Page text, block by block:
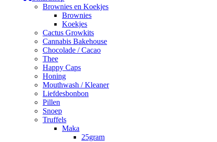
Brownies en Koekjes
Brownies
Koekjes
Cactus Growkits
Cannabis Bakehouse
Chocolade / Cacao
Thee
Happy Caps
Honing
Mouthwash / Kleaner
Liefdesbonbon
Pillen
Snoep
Truffels
Maka
25gram